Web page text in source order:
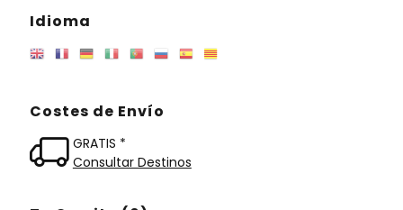
Idioma
Costes de Envío
GRATIS *
Consultar Destinos